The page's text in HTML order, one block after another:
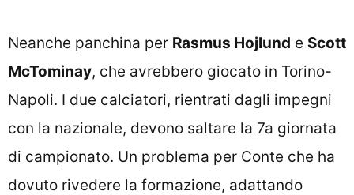
Neanche panchina per Rasmus Hojlund e Scott
McTominay, che avrebbero giocato in Torino-
Napoli. I due calciatori, rientrati dagli impegni
con la nazionale, devono saltare la 7a giornata
di campionato. Un problema per Conte che ha
dovuto rivedere la formazione, adattando